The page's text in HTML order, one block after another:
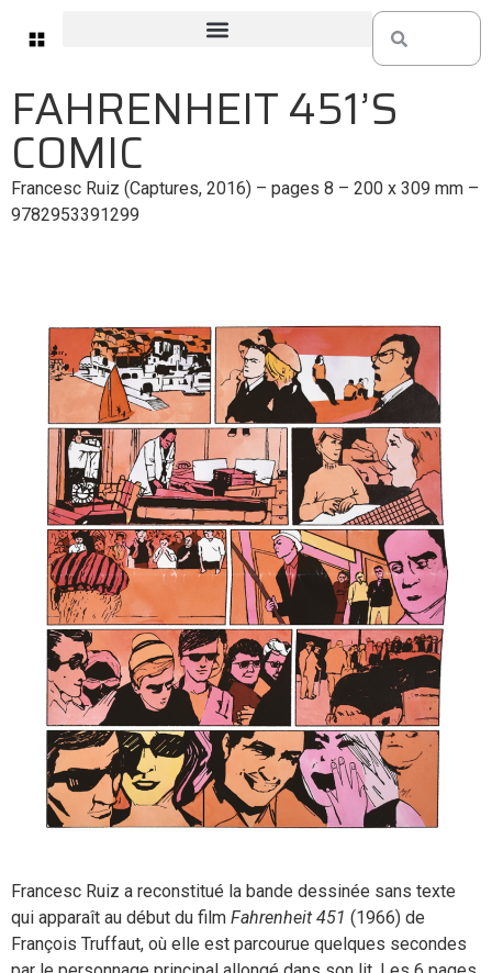
FAHRENHEIT 451’S
COMIC
Francesc Ruiz (Captures, 2016) – pages 8 – 200 x 309 mm –
9782953391299
Francesc Ruiz a reconstitué la bande dessinée sans texte
qui apparaît au début du film Fahrenheit 451 (1966) de
François Truffaut, où elle est parcourue quelques secondes